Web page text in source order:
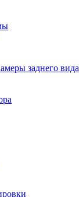
заднего вида